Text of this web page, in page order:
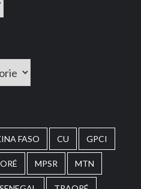
FASO CU GPCI
MPSR MTN